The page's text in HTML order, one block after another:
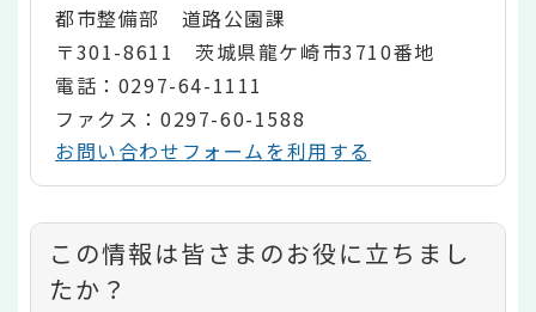
都市整備部 道路公園課
〒301-8611 茨城県龍ケ崎市3710番地
電話：0297-64-1111
ファクス：0297-60-1588
お問い合わせフォームを利用する
コ
ン
この情報は皆さまのお役に立ちまし
たか？